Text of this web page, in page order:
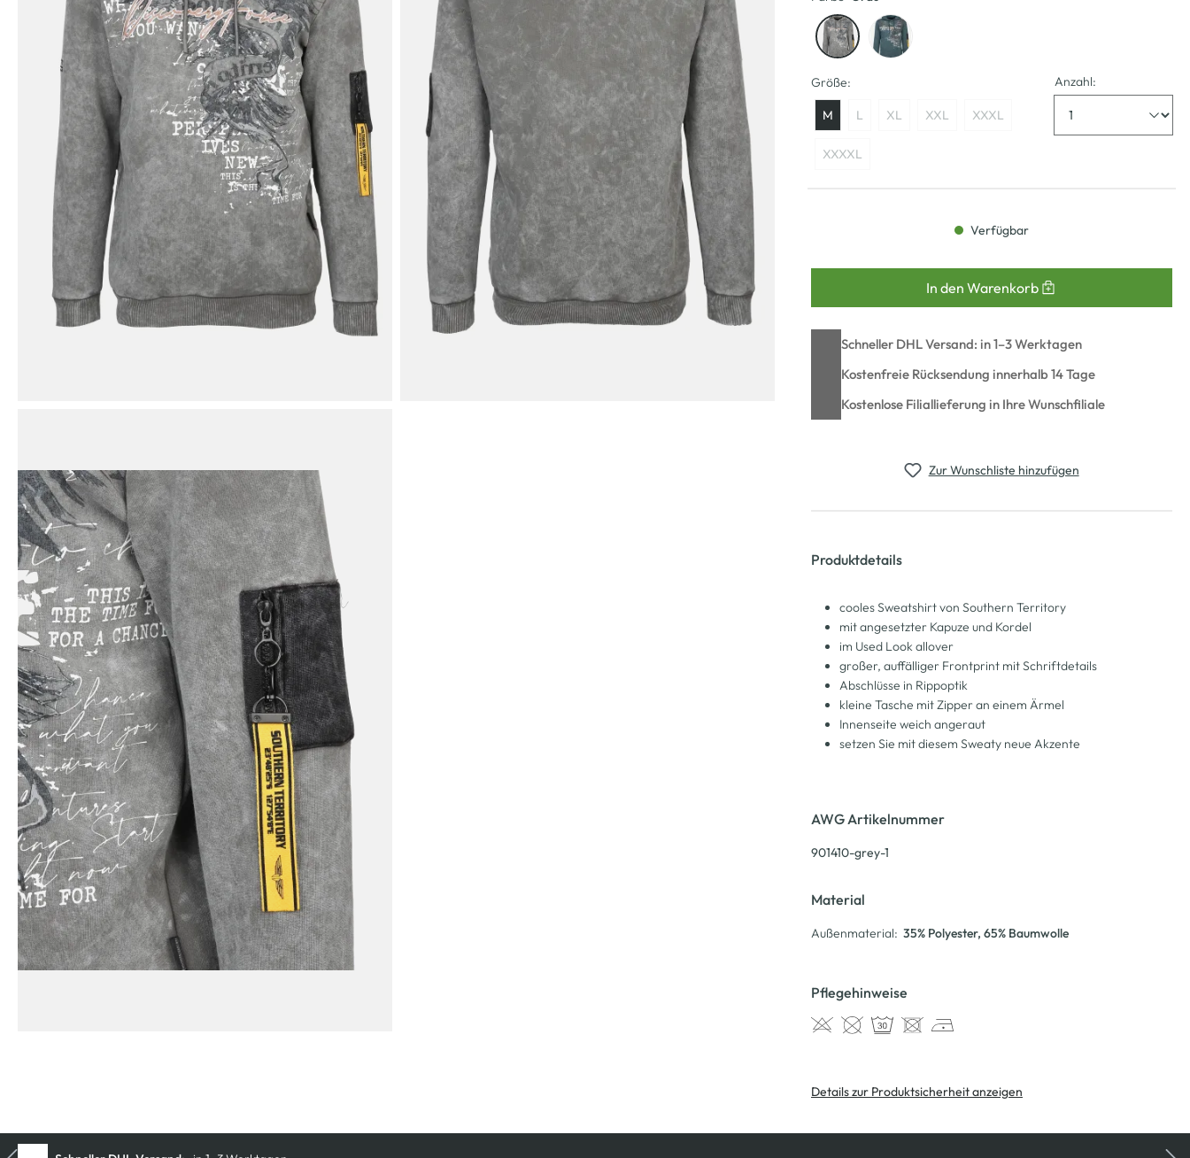
Größe:
M L XL XXL XXXL
XXXXL
Anzahl:
Verfügbar
In den Warenkorb
Schneller DHL Versand: in 1–3 Werktagen
Kostenfreie Rücksendung innerhalb 14 Tage
Kostenlose Filiallieferung in Ihre Wunschfiliale
Zur Wunschliste hinzufügen
Produktdetails
cooles Sweatshirt von Southern Territory
mit angesetzter Kapuze und Kordel
im Used Look allover
großer, auffälliger Frontprint mit Schriftdetails
Abschlüsse in Rippoptik
kleine Tasche mit Zipper an einem Ärmel
Innenseite weich angeraut
setzen Sie mit diesem Sweaty neue Akzente
AWG Artikelnummer
901410-grey-1
Material
Außenmaterial: 35% Polyester, 65% Baumwolle
Pflegehinweise
Details zur Produktsicherheit anzeigen